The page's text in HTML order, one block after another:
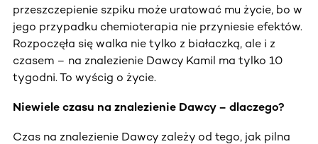
przeszczepienie szpiku może uratować mu życie, bo w
jego przypadku chemioterapia nie przyniesie efektów.
Rozpoczęła się walka nie tylko z białaczką, ale i z
czasem – na znalezienie Dawcy Kamil ma tylko 10
tygodni. To wyścig o życie.
Niewiele czasu na znalezienie Dawcy – dlaczego?
Czas na znalezienie Dawcy zależy od tego, jak pilna